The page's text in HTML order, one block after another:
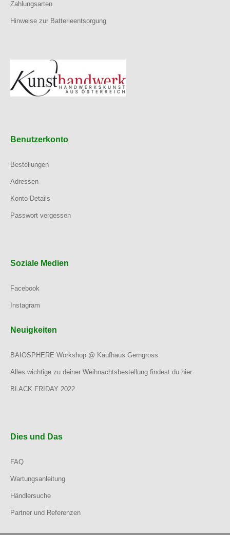
Zahlungsarten
Hinweise zur Batterieentsorgung
Benutzerkonto
Bestellungen
Adressen
Konto-Details
Passwort vergessen
Soziale Medien
Facebook
Instagram
Neuigkeiten
BAIOSPHERE Workshop @ Kaufhaus Gerngross
Alles wichtige zu deiner Weihnachtsbestellung findest du hier:
BLACK FRIDAY 2022
Dies und Das
FAQ
Wartungsanleitung
Händlersuche
Partner und Referenzen